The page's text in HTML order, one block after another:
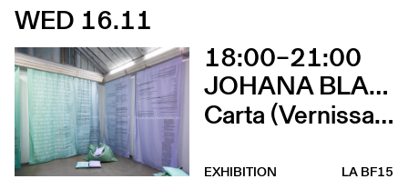
WED 16.11
18:00–21:00
JOHANA BLANC ET SIMONE HOLLIGER
Carta (Vernissage)
LA BF15
EXHIBITION